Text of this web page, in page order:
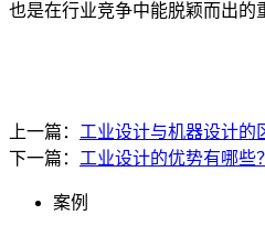
也是在行业竞争中能脱颖而出的
上一篇： 工业设计与机器设计的
下一篇： 工业设计的优势有哪些？
案例